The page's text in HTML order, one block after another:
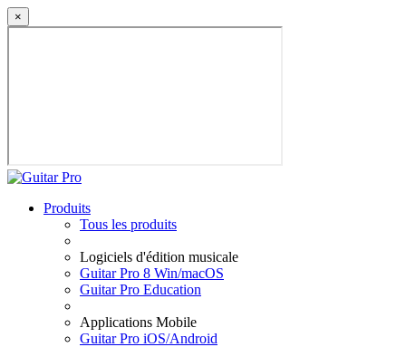
×
Produits
Tous les produits
Logiciels d'édition musicale
Guitar Pro 8 Win/macOS
Guitar Pro Education
Applications Mobile
Guitar Pro iOS/Android